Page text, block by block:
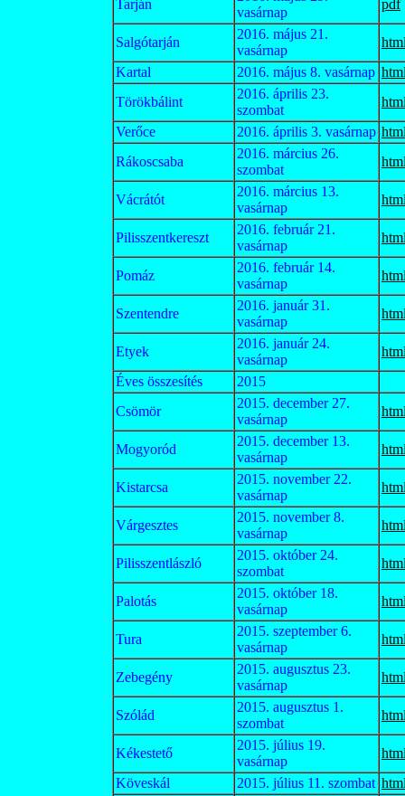
Tarján
vasárnap
pdf
Salgótarján
2016. május 21.
vasárnap
Kartal
2016. május 8. vasárnap
Törökbálint
2016. április 23.
szombat
Verőce
2016. április 3. vasárnap
Rákoscsaba
2016. március 26.
szombat
Vácrátót
2016. március 13.
vasárnap
Pilisszentkereszt
2016. február 21.
vasárnap
Pomáz
2016. február 14.
vasárnap
Szentendre
2016. január 31.
vasárnap
Etyek
2016. január 24.
vasárnap
Éves összesítés
2015
Csömör
2015. december 27.
vasárnap
Mogyoród
2015. december 13.
vasárnap
Kistarcsa
2015. november 22.
vasárnap
Várgesztes
2015. november 8.
vasárnap
Pilisszentlászló
2015. október 24.
szombat
Palotás
2015. október 18.
vasárnap
Tura
2015. szeptember 6.
vasárnap
Zebegény
2015. augusztus 23.
vasárnap
Szólád
2015. augusztus 1.
szombat
Kékestető
2015. július 19.
vasárnap
Köveskál
2015. július 11. szombat